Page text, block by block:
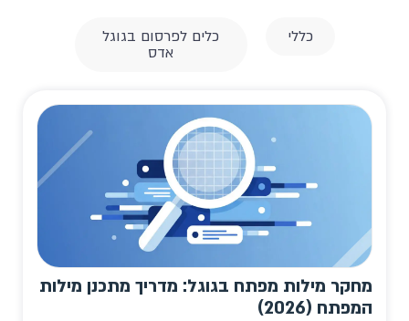
כללי
כלים לפרסום בגוגל
אדס
מחקר מילות מפתח בגוגל: מדריך מתכנן מילות
המפתח (2026)